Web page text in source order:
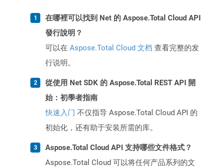
在哪裡可以找到 Net 的 Aspose.Total Cloud API
發行說明？
可以在 Aspose.Total Cloud 文档 查看完整的发
行说明。
從使用 Net SDK 的 Aspose.Total REST API 開
始：初學者指南
快速入门 不仅指导 Aspose.Total Cloud API 的
初始化，还有助于安装所需的库。
Aspose.Total Cloud API 支持哪些文件格式？
Aspose.Total Cloud 可以将任何产品系列的文